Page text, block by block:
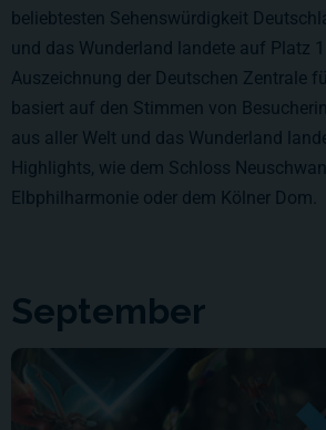
beliebtesten Sehenswürdigkeit
und das Wunderland landete auf Platz
Auszeichnung der Deutschen Zentrale
basiert auf den Stimmen von
aus aller Welt und das Wunderland
Highlights, wie dem Schloss
Elbphilharmonie oder dem Kölner Dom.
September